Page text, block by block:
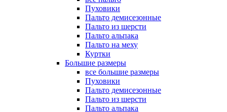
Пуховики
Пальто демисезонные
Пальто из шерсти
Пальто альпака
Пальто на меху
Куртки
Большие размеры
все большие размеры
Пуховики
Пальто демисезонные
Пальто из шерсти
Пальто альпака